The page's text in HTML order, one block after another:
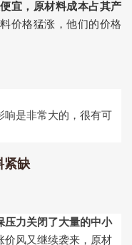
宜，原材料成本占其产
价格猛涨，他们的价格
响是非常大的，很有可
紧缺
压力关闭了大量的中小
价风又继续袭来，原材